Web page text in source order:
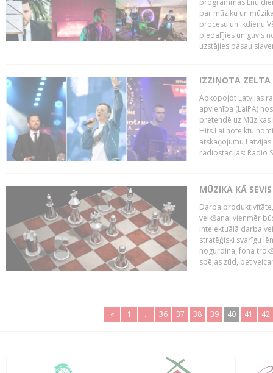
programmas Ēnu
par mūziku un
procesu un
piedalījies un guvis
uzstājies
IZZIŅOTA ZELTA
Apkopojot Latvijas
apvienība (LaIPA)
pretendē uz
Hits.Lai noteiktu
atskaņojumu
radiostacijas: Radio
MŪZIKA KĀ
Darba
veikšanai vienmēr
intelektuālā darba
stratēģiski svarīgu
nogurdina, fona
spējas zūd, bet
« 1 .. 36 37 38 39 40 41 42